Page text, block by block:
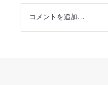
コメントを追加…